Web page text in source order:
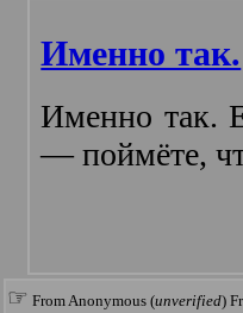
Именно так.
Именно так.
— поймёте,
☞ From Anonymous (unverified)